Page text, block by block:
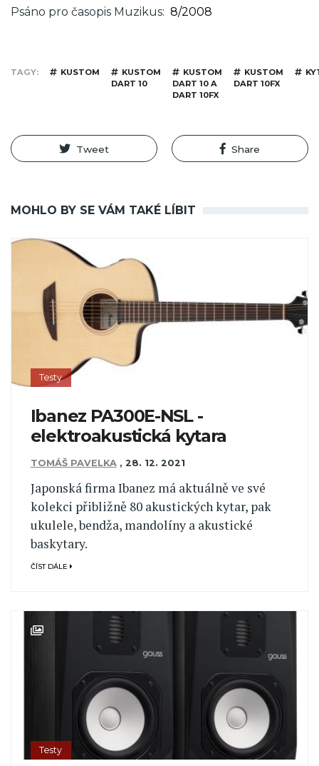
Psáno pro časopis Muzikus 8/2008
TAGY KUSTOM
KUSTOM
DART 10
KUSTOM
DART 10 A
DART 10FX
KUSTOM
DART 10FX
Tweet Share
MOHLO BY SE VÁM TAKÉ LÍBIT
Testy
Ibanez PA300E-NSL -
elektroakustická kytara
TOMÁŠ PAVELKA , 28. 12. 2021
Japonská firma Ibanez má aktuálně ve své
kolekci přibližně 80 akustických kytar, pak
ukulele, bendža, mandolíny a akustické
baskytary.
ČÍST DÁLE
Testy